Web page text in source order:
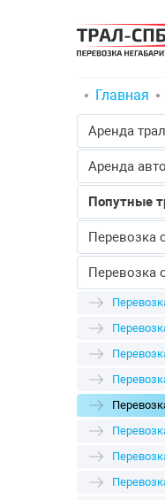
Главная
Аренда
Аренда
Попутные
Перевозка
Перевозка